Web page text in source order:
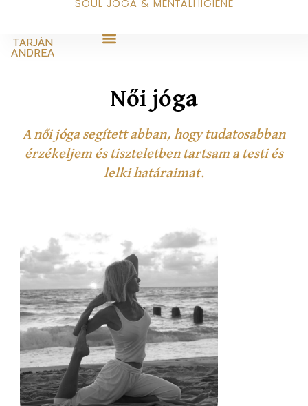
SOUL JÓGA & MENTÁLHIGIÉNÉ
TARJÁN
ANDREA
Női jóga
A női jóga segített abban, hogy tudatosabban
érzékeljem és tiszteletben tartsam a testi és
lelki határaimat.